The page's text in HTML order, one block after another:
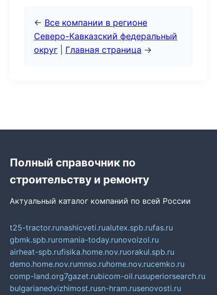
← Все компании в регионе
Северо-Кавказский федеральный
округ
Главная страница →
Полный справочник по
строительству и ремонту
Актуальный каталог компаний по всей России
t25-tractor.runashicveti.rualutex.spb.rufas.ru
gbmk.spb.ruromania-today.runovoizol.ru
airheat-spb.rufisika.home.nov.ruorakul.spb.ru
demo.home.nov.rumnso.ruhome.nov.rucemko.ru
comp-land.org7gazet.rubicom-oil.rusuperiorsearch.ru
bulgarianedvizhimost.rusn-hram.rusenovosti.ru